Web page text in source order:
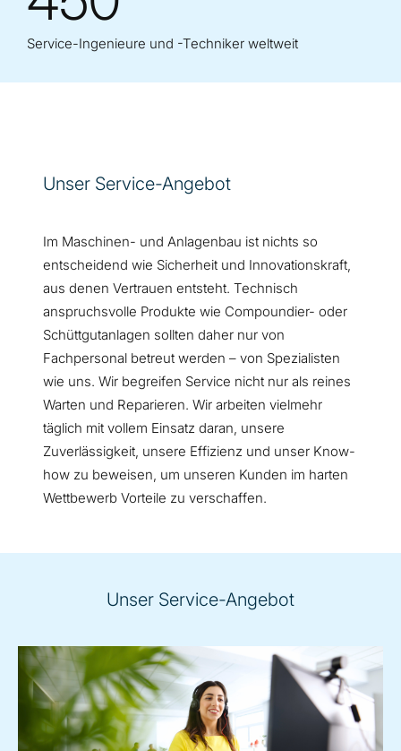
Service-Ingenieure und -Techniker weltweit
Unser Service-Angebot
Im Maschinen- und Anlagenbau ist nichts so
entscheidend wie Sicherheit und Innovationskraft,
aus denen Vertrauen entsteht. Technisch
anspruchsvolle Produkte wie Compoundier- oder
Schüttgutanlagen sollten daher nur von
Fachpersonal betreut werden – von Spezialisten
wie uns. Wir begreifen Service nicht nur als reines
Warten und Reparieren. Wir arbeiten vielmehr
täglich mit vollem Einsatz daran, unsere
Zuverlässigkeit, unsere Effizienz und unser Know-
how zu beweisen, um unseren Kunden im harten
Wettbewerb Vorteile zu verschaffen.
Unser Service-Angebot